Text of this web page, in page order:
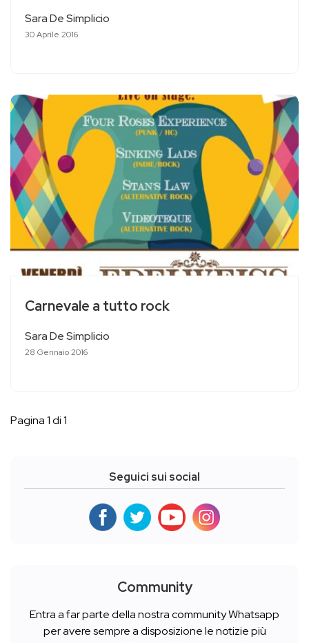
Sara De Simplicio
30 Aprile 2016
Carnevale a tutto rock
Sara De Simplicio
28 Gennaio 2016
Pagina 1 di 1
Seguici sui social
Community
Entra a far parte della nostra community Whatsapp
per avere sempre a disposizione le notizie più